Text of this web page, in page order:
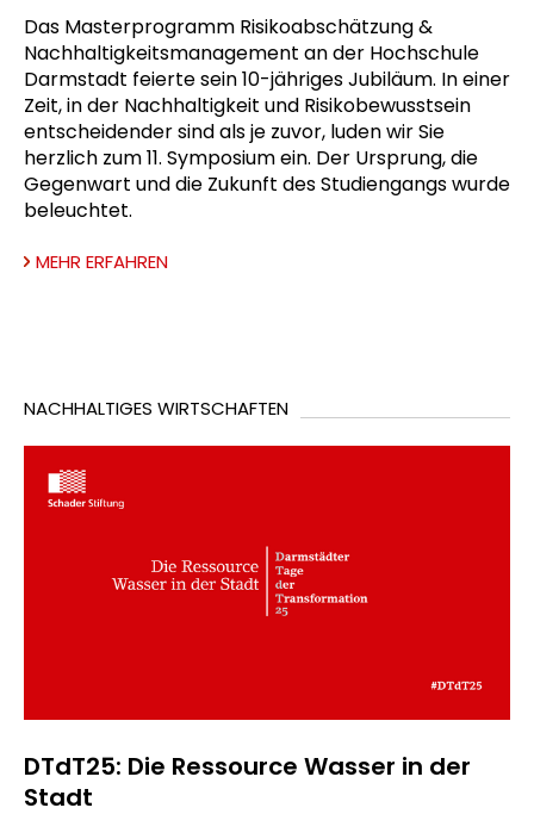
Das Masterprogramm Risikoabschätzung &
Nachhaltigkeitsmanagement an der Hochschule
Darmstadt feierte sein 10-jähriges Jubiläum. In einer
Zeit, in der Nachhaltigkeit und Risikobewusstsein
entscheidender sind als je zuvor, luden wir Sie
herzlich zum 11. Symposium ein. Der Ursprung, die
Gegenwart und die Zukunft des Studiengangs wurde
beleuchtet.
MEHR ERFAHREN
NACHHALTIGES WIRTSCHAFTEN
DTdT25: Die Ressource Wasser in der
Stadt